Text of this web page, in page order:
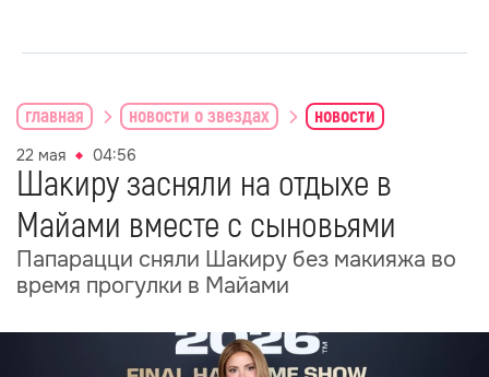
главная новости о звездах новости
22 мая 04:56
Шакиру засняли на отдыхе в
Майами вместе с сыновьями
Папарацци сняли Шакиру без макияжа во
время прогулки в Майами